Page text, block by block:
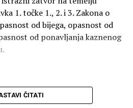
1. točke 1., 2. i 3. Zakona o
od bijega, opasnost od
od ponavljanja kaznenog
ČITATI